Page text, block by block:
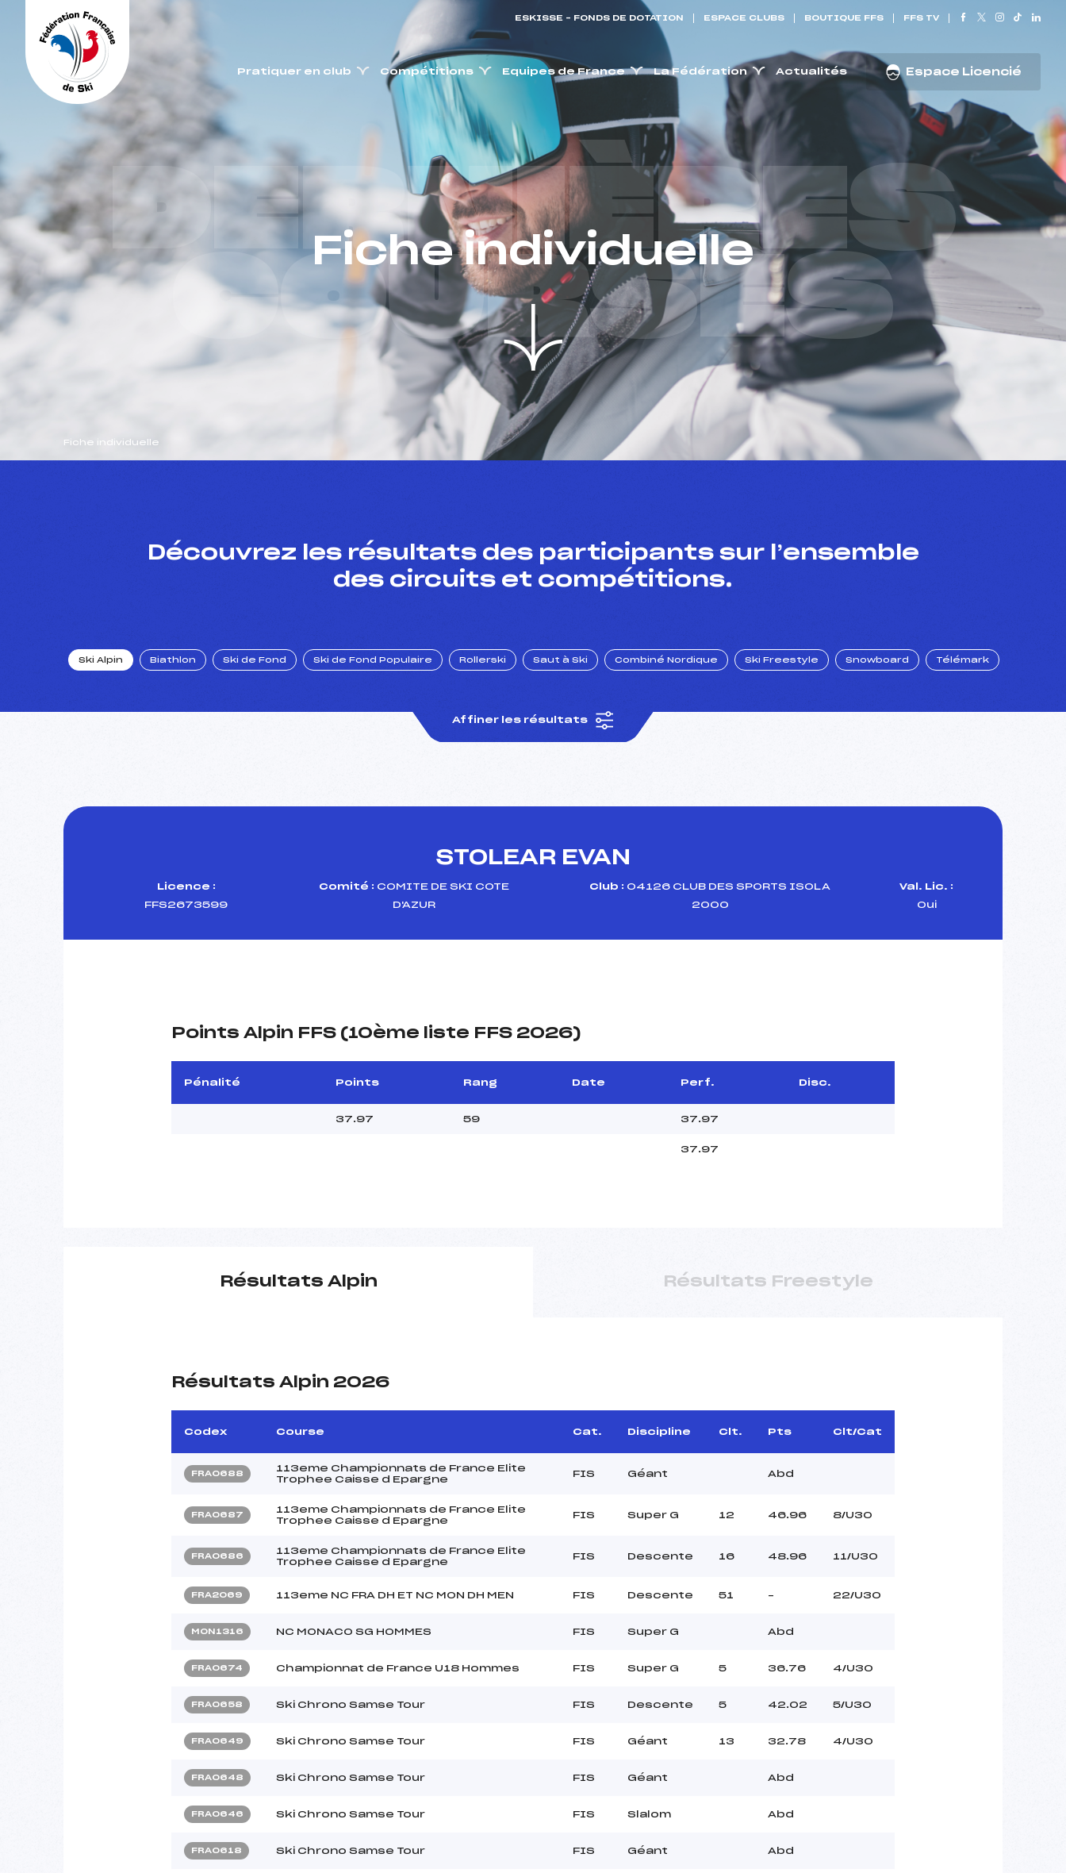
ESKISSE – FONDS DE DOTATION ESPACE CLUBS BOUTIQUE FFS FFS TV
Pratiquer en club Compétitions Equipes de France La Fédération Actualités Espace Licencié
DERNIÈRES
COURSES
Fiche individuelle
Fiche individuelle
Découvrez les résultats des participants sur l’ensemble
des circuits et compétitions.
Ski Alpin Biathlon Ski de Fond Ski de Fond Populaire Rollerski Saut à Ski Combiné Nordique Ski Freestyle Snowboard Télémark
Affiner les résultats
STOLEAR EVAN
Licence :
FFS2673599
Comité : COMITE DE SKI COTE
D'AZUR
Club : 04126 CLUB DES SPORTS ISOLA
2000
Val. Lic. :
Oui
Points Alpin FFS (10ème liste FFS 2026)
Pénalité Points Rang Date Perf. Disc.
37.97 59 37.97
37.97
Résultats Alpin Résultats Freestyle
Résultats Alpin 2026
Codex Course Cat. Discipline Clt. Pts Clt/Cat
FRA0688
113eme Championnats de France Elite
Trophee Caisse d Epargne
FIS Géant Abd
FRA0687
113eme Championnats de France Elite
Trophee Caisse d Epargne
FIS Super G 12 46.96 8/U30
FRA0686
113eme Championnats de France Elite
Trophee Caisse d Epargne
FIS Descente 16 48.96 11/U30
FRA2069 113eme NC FRA DH ET NC MON DH MEN FIS Descente 51 – 22/U30
MON1316 NC MONACO SG HOMMES FIS Super G Abd
FRA0674 Championnat de France U18 Hommes FIS Super G 5 36.76 4/U30
FRA0658 Ski Chrono Samse Tour FIS Descente 5 42.02 5/U30
FRA0649 Ski Chrono Samse Tour FIS Géant 13 32.78 4/U30
FRA0648 Ski Chrono Samse Tour FIS Géant Abd
FRA0646 Ski Chrono Samse Tour FIS Slalom Abd
FRA0618 Ski Chrono Samse Tour FIS Géant Abd